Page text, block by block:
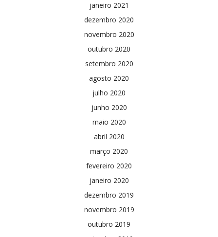
janeiro 2021
dezembro 2020
novembro 2020
outubro 2020
setembro 2020
agosto 2020
julho 2020
junho 2020
maio 2020
abril 2020
março 2020
fevereiro 2020
janeiro 2020
dezembro 2019
novembro 2019
outubro 2019